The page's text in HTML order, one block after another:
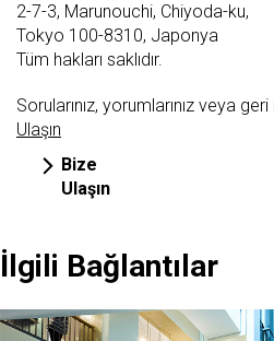
2-7-3, Marunouchi, Chiyoda-ku,
Tokyo 100-8310, Japonya
Tüm hakları saklıdır.
Sorularınız, yorumlarınız veya
Ulaşın
Bize
Ulaşın
İlgili Bağlantılar